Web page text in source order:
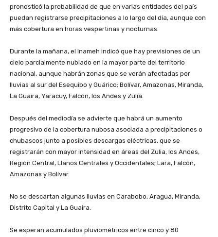
pronosticó la probabilidad de que en varias entidades del país
puedan registrarse precipitaciones a lo largo del día, aunque con
más cobertura en horas vespertinas y nocturnas.
‎Durante la mañana, el Inameh indicó que hay previsiones de un
cielo parcialmente nublado en la mayor parte del territorio
nacional, aunque habrán zonas que se verán afectadas por
lluvias al sur del Esequibo y Guárico; Bolívar, Amazonas, Miranda,
La Guaira, Yaracuy, Falcón, los Andes y Zulia.
‎Después del mediodía se advierte que habrá un aumento
progresivo de la cobertura nubosa asociada a precipitaciones o
chubascos junto a posibles descargas eléctricas, que se
registrarán con mayor intensidad en áreas del Zulia, los Andes,
Región Central, Llanos Centrales y Occidentales; Lara, Falcón,
Amazonas y Bolívar.
‎No se descartan algunas lluvias en Carabobo, Aragua, Miranda,
Distrito Capital y La Guaira.
‎Se esperan acumulados pluviométricos entre cinco y 80